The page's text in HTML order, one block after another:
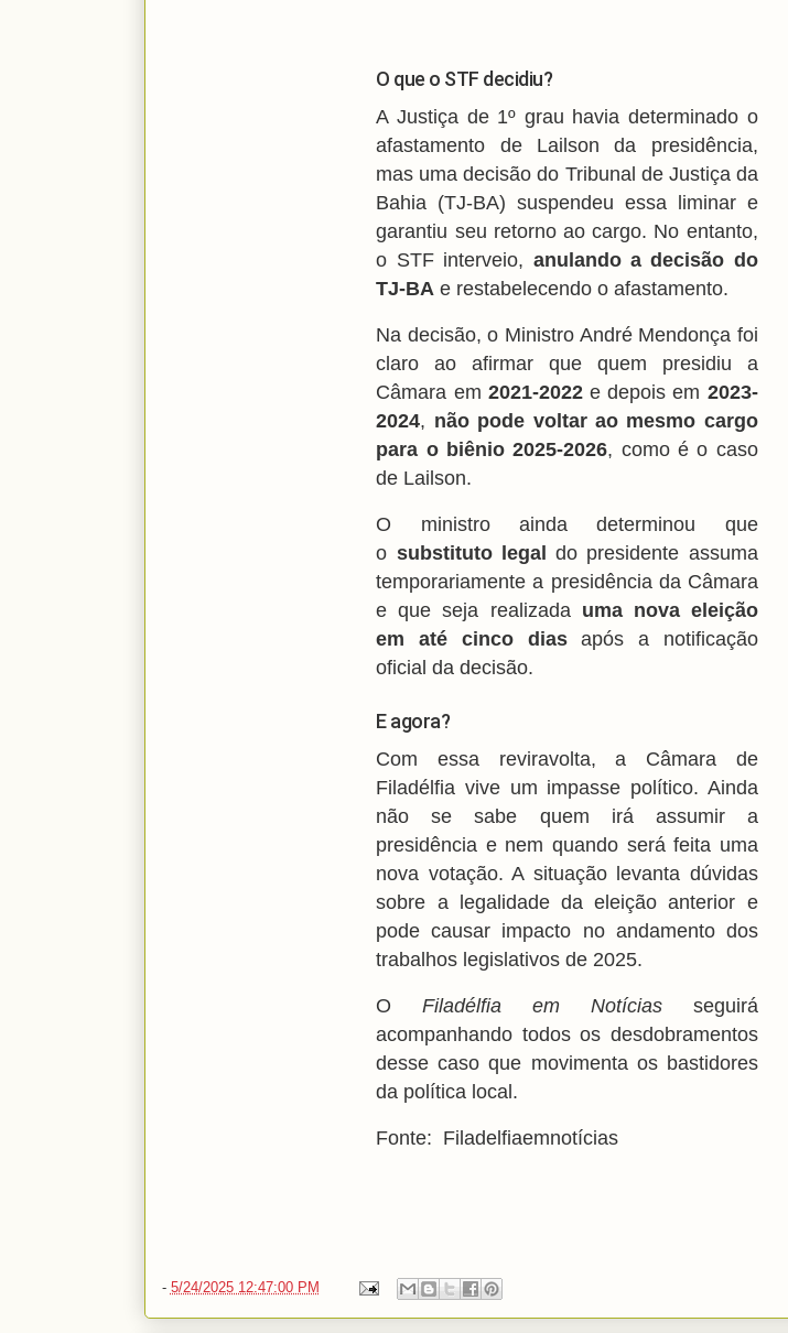
O que o STF decidiu?
A Justiça de 1º grau havia determinado o
afastamento de Lailson da presidência,
mas uma decisão do Tribunal de Justiça da
Bahia (TJ-BA) suspendeu essa liminar e
garantiu seu retorno ao cargo. No entanto,
o STF interveio, anulando a decisão do
TJ-BA e restabelecendo o afastamento.
Na decisão, o Ministro André Mendonça foi
claro ao afirmar que quem presidiu a
Câmara em 2021-2022e depois em 2023-
2024, não pode voltar ao mesmo cargo
para o biênio 2025-2026, como é o caso
de Lailson.
O ministro ainda determinou que
o substituto legal
do presidente assuma
temporariamente a presidência da Câmara
e que seja realizada uma nova eleição
em até cinco diasapós a notificação
oficial da decisão.
E agora?
Com essa reviravolta, a Câmara de
Filadélfia vive um impasse político. Ainda
não se sabe quem irá assumir a
presidência e nem quando será feita uma
nova votação. A situação levanta dúvidas
sobre a legalidade da eleição anterior e
pode causar impacto no andamento dos
trabalhos legislativos de 2025.
OFiladélfia em Notíciasseguirá
acompanhando todos os desdobramentos
desse caso que movimenta os bastidores
da política local.
Fonte: Filadelfiaemnotícias
- 5/24/2025 12:47:00 PM